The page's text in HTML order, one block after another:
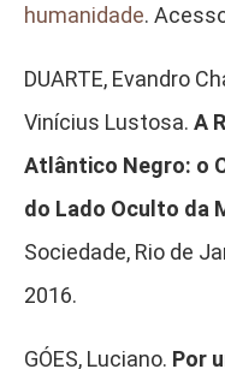
humanidade.
DUARTE, Evandro
Vinícius Lustosa. A
Atlântico Negro: o
do Lado Oculto da
Sociedade, Rio de
2016.
GÓES, Luciano. Por